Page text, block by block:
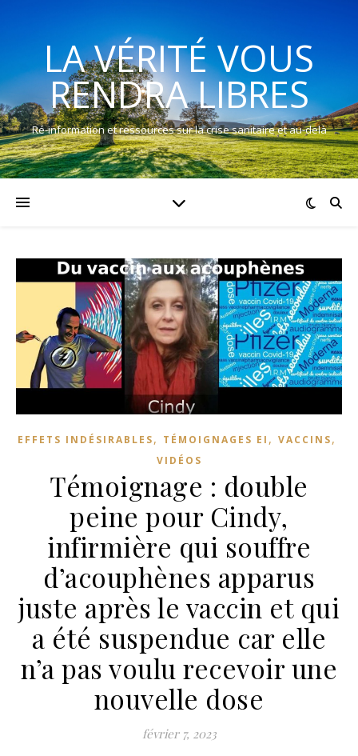
LA VÉRITÉ VOUS
RENDRA LIBRES
Ré-information et ressources sur la crise sanitaire et au-delà
EFFETS INDÉSIRABLES, TÉMOIGNAGES EI , VACCINS,
VIDÉOS
Témoignage : double
peine pour Cindy,
infirmière qui souffre
d’acouphènes apparus
juste après le vaccin et qui
a été suspendue car elle
n’a pas voulu recevoir une
nouvelle dose
février 7, 2023